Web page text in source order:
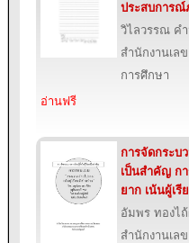
ประสบการ
วิไลวรรณ ค
สำนักงานเล
การศึกษา
อ่านฟรี
การจัดกระบ
เป็นสำคัญ ก
ยาก เน้นผู้เ
อัมพร ทองไ
สำนักงานเล